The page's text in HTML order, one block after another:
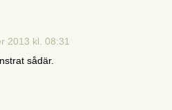
2013 kl. 08:31
sådär.